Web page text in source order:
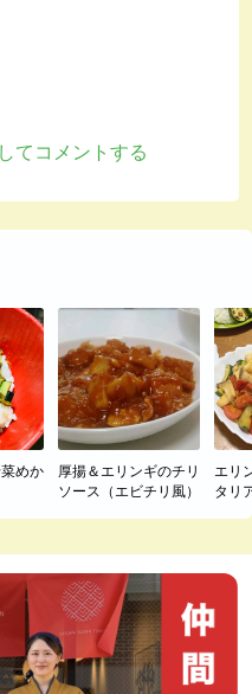
てコメントする
めか
厚揚＆エリンギのチリ
ソース（エビチリ風）
エリ
タリ